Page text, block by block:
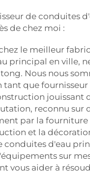
de conduites
de chez moi :
le meilleur
principal en ville,
Nous nous
tant que
jouissant
reconnu sur
par la
et la
conduites d'eau
sur
vous aider à